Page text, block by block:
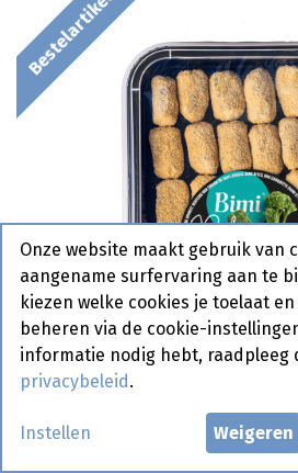
Bestelartikel
Bimi Bite Kroketten
Onze website maakt gebruik van
aangename surfervaring aan te
kiezen welke cookies je toelaat
beheren via de cookie-
informatie nodig hebt, raadpleeg
privacybeleid .
Instellen Weigeren